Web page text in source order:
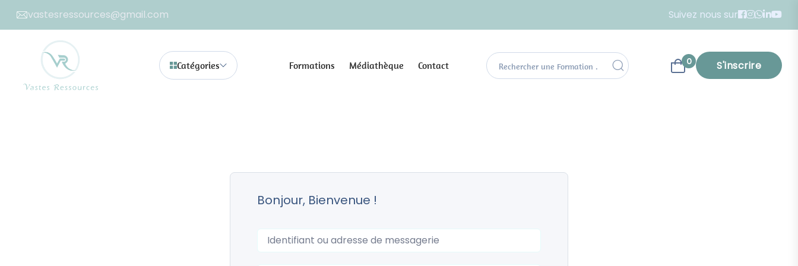
vastesressources@gmail.com Suivez nous sur
Catégories Formations Médiathèque Contact 0 S'inscrire
Bonjour, Bienvenue !